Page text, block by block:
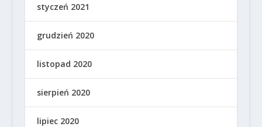
styczeń 2021
grudzień 2020
listopad 2020
sierpień 2020
lipiec 2020